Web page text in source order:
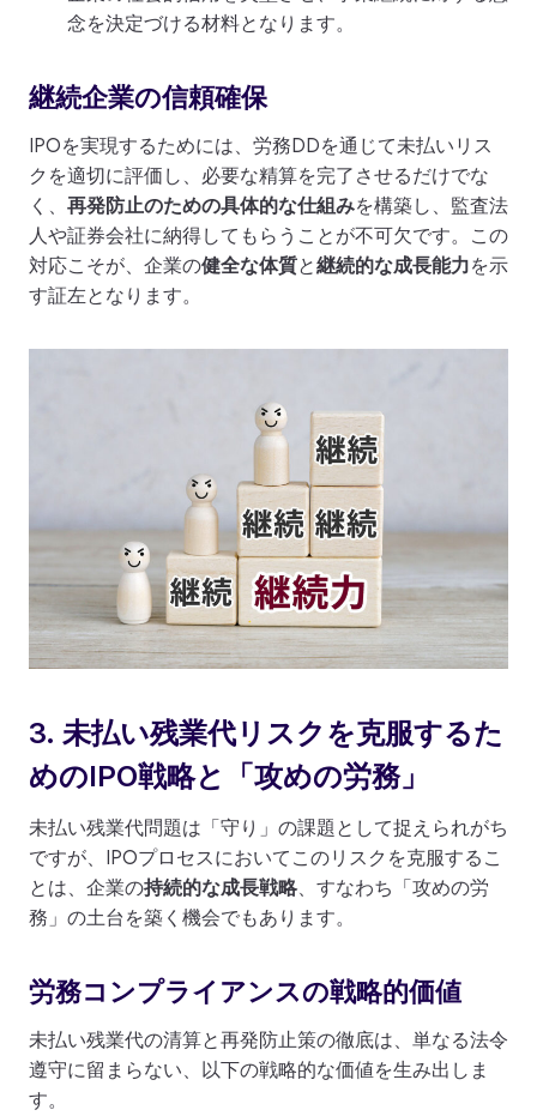
念を決定づける材料となります。
継続企業の信頼確保
IPOを実現するためには、労務DDを通じて未払いリス
クを適切に評価し、必要な精算を完了させるだけでな
く、 再発防止のための具体的な仕組みを構築し、監査法
人や証券会社に納得してもらうことが不可欠です。この
対応こそが、企業の健全な体質と継続的な成長能力を示
す証左となります。
3. 未払い残業代リスクを克服するた
めのIPO戦略と「攻めの労務」
未払い残業代問題は「守り」の課題として捉えられがち
ですが、IPOプロセスにおいてこのリスクを克服するこ
とは、企業の持続的な成長戦略、すなわち「攻めの労
務」の土台を築く機会でもあります。
労務コンプライアンスの戦略的価値
未払い残業代の清算と再発防止策の徹底は、単なる法令
遵守に留まらない、以下の戦略的な価値を生み出しま
す。